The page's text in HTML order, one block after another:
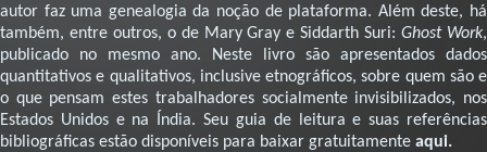
autor faz uma genealogia da noção de plataforma. Além deste, há
também, entre outros, o de Mary Gray e Siddarth Suri:Ghost Work,
publicado no mesmo ano. Neste livro são apresentados dados
quantitativos e qualitativos, inclusive etnográficos, sobre quem são e
o que pensam estes trabalhadores socialmente invisibilizados, nos
Estados Unidos e na Índia. Seu guia de leitura e suas referências
bibliográficas estão disponíveis para baixar gratuitamente aqui.